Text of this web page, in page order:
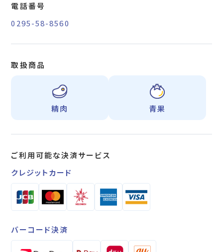
電話番号
0295-58-8560
取扱商品
精肉 青果
ご利用可能な決済サービス
クレジットカード
バーコード決済